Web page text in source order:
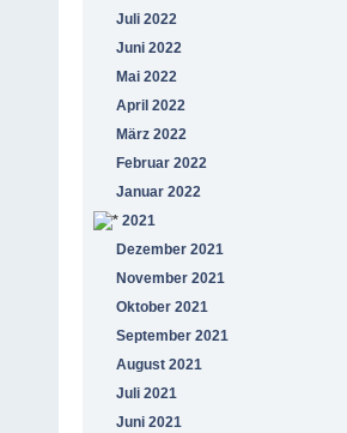
Juli 2022
Juni 2022
Mai 2022
April 2022
März 2022
Februar 2022
Januar 2022
2021
Dezember 2021
November 2021
Oktober 2021
September 2021
August 2021
Juli 2021
Juni 2021